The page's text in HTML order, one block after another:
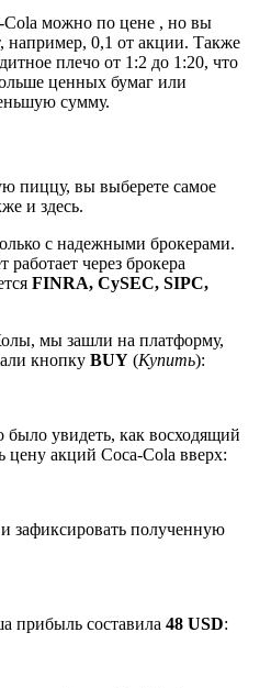
Cola можно по цене , но вы
например, 0,1 от акции. Также
плечо от 1:2 до 1:20, что
ценных бумаг или
сумму.
пиццу, вы выберете самое
и здесь.
с надежными брокерами.
через брокера
FINRA, CySEC, SIPC,
мы зашли на платформу,
кнопку BUY (Купить):
было увидеть, как восходящий
акций Coca-Cola вверх:
зафиксировать полученную
прибыль составила 48 USD: